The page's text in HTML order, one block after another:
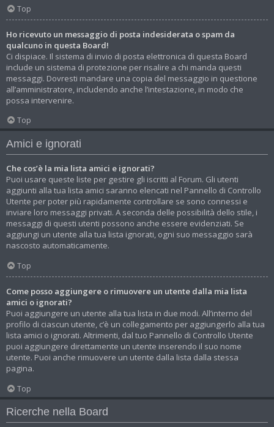
Top
Ho ricevuto un messaggio di posta indesiderata o spam da
qualcuno in questa Board!
Ci dispiace. Il sistema di invio di posta elettronica di questa Board
include un sistema di protezione per risalire a chi manda questi
messaggi. Dovresti mandare una copia del messaggio in questione
all’amministratore, includendo anche l’intestazione, in modo che
possa intervenire.
Top
Amici e ignorati
Che cos’è la mia lista amici e ignorati?
Puoi usare queste liste per gestire gli iscritti al Forum. Gli utenti
aggiunti alla tua lista amici saranno elencati nel Pannello di Controllo
Utente per poter più rapidamente controllare se sono connessi e
inviare loro messaggi privati. A seconda delle possibilità dello stile, i
messaggi di questi utenti possono anche essere evidenziati. Se
aggiungi un utente alla tua lista ignorati, ogni suo messaggio sarà
nascosto automaticamente.
Top
Come posso aggiungere o rimuovere un utente dalla mia lista
amici o ignorati?
Puoi aggiungere un utente alla tua lista in due modi. All’interno del
profilo di ciascun utente, c’è un collegamento per aggiungerlo alla tua
lista amici o ignorati. Altrimenti, dal tuo Pannello di Controllo Utente
puoi aggiungere direttamente un utente inserendo il suo nome
utente. Puoi anche rimuovere un utente dalla lista dalla stessa
pagina.
Top
Ricerche nella Board